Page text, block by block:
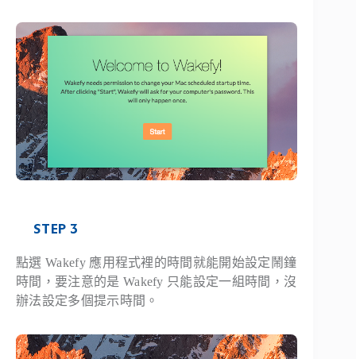
STEP 3
點選 Wakefy 應用程式裡的時間就能開始設定鬧鐘
時間，要注意的是 Wakefy 只能設定一組時間，沒
辦法設定多個提示時間。